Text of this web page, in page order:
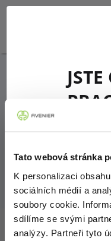
Tato webová stránka
K personalizaci
sociálních médií a
soubory cookie.
sdílíme se svými
analýzy. Partneři tyto
PRO
Sortiment
Jsem odborníkem
o regulaci reklamy,
tedy jsem
humánní
oprávněnou